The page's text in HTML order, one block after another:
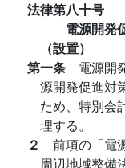
法律第八十号
電源開発
（設置）
第一条 電源開
源開発促進対
ため、特別会
理する。
２ 前項の「電
周辺地域整備